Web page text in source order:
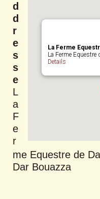
La Ferme
La Ferme Equestre
Details
d
d
r
e
s
s
e
L
a
F
e
r
me Equestre de
Dar Bouazza